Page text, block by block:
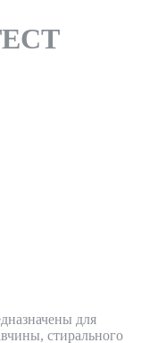
для
стирального